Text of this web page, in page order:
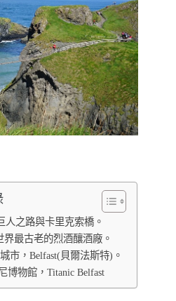
人之路與卡里克索橋。
最古老的烈酒釀酒廠。
，Belfast(貝爾法斯特)。
物館，Titanic Belfast